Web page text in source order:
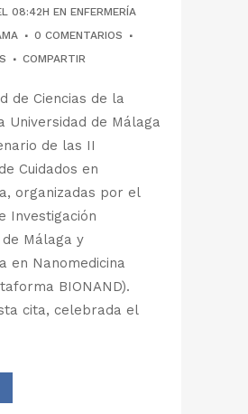
08:42H EN ENFERMERÍA
0 COMENTARIOS
COMPARTIR
de Ciencias de la
Universidad de Málaga
de las II
Cuidados en
organizadas por el
Investigación
de Málaga y
en Nanomedicina
BIONAND).
cita, celebrada el